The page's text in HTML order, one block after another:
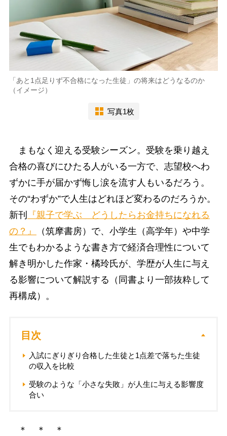
「あと1点足りず不合格になった生徒」の将来はどうなるのか
（イメージ）
写真1枚
まもなく迎える受験シーズン。受験を乗り越え
合格の喜びにひたる人がいる一方で、志望校へわ
ずかに手が届かず悔し涙を流す人もいるだろう。
その“わずか”で人生はどれほど変わるのだろうか。
新刊
『親子で学ぶ どうしたらお金持ちになれる
の？』
（筑摩書房）で、小学生（高学年）や中学
生でもわかるような書き方で経済合理性について
解き明かした作家・橘玲氏が、学歴が人生に与え
る影響について解説する（同書より一部抜粋して
再構成）。
目次
入試にぎりぎり合格した生徒と1点差で落ちた生徒
の収入を比較
受験のような「小さな失敗」が人生に与える影響度
合い
＊ ＊ ＊